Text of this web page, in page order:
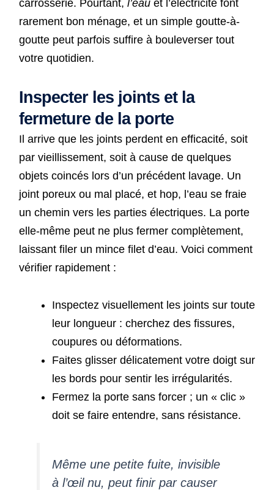
carrosserie. Pourtant, l’eauet l’électricité font
rarement bon ménage, et un simple goutte-à-
goutte peut parfois suffire à bouleverser tout
votre quotidien.
Inspecter les joints et la
fermeture de la porte
Il arrive que les joints perdent en efficacité, soit
par vieillissement, soit à cause de quelques
objets coincés lors d’un précédent lavage. Un
joint poreux ou mal placé, et hop, l’eau se fraie
un chemin vers les parties électriques. La porte
elle-même peut ne plus fermer complètement,
laissant filer un mince filet d’eau. Voici comment
vérifier rapidement :
Inspectez visuellement les joints sur toute
leur longueur : cherchez des fissures,
coupures ou déformations.
Faites glisser délicatement votre doigt sur
les bords pour sentir les irrégularités.
Fermez la porte sans forcer ; un « clic »
doit se faire entendre, sans résistance.
Même une petite fuite, invisible
à l’œil nu, peut finir par causer